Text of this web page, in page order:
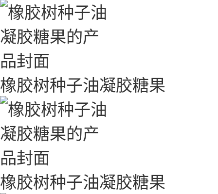
橡胶树种子油凝胶糖果
橡胶树种子油凝胶糖果